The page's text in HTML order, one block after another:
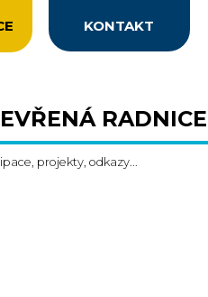
KONTAKT
RADNICE
projekty, odkazy...